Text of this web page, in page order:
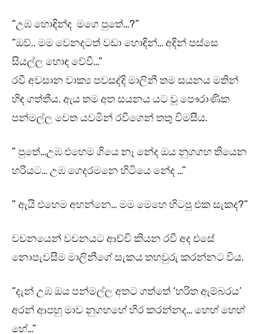
“උඹ හොඳින්ද මගෙ පුතේ…?”
“ඔව්.. මම වෙනදටත් වඩා හොඳින්… අදින් පස්සෙ
සියල්ල හොඳ වේවී…”
රවී අවසාන වාක්‍ය පවසද්දි මාලිනී තම සයනය මතින්
හිඳ ගත්තීය. ඇය තම අත සයනය යට වූ පෞරාණික
පන්මල්ල වෙත යවමින් රවීගෙන් තතු විමසීය.
” පුතේ…උඹ එහෙම ගියෙ නෑ නේද ඔය නුගගහ තියෙන
හරියට… උඹ ගෙදරමනෙ හිටියෙ නේද …”
” ඇයි එහෙම අහන්නෙ… මම මෙහෙ හිටපු එක සැකද?”
වචනයෙන් වචනයට ආච්චි කියන රවී අද එසේ
නොපැවසීම මාලිනීගේ සැකය තහවුරු කරන්නට විය.
“දැන් උඹ ඔය පන්මල්ල අතට ගත්තේ ‘හරිත ඇම්බරය’
අරන් ආපහු මාව නුගහහේ හිර කරන්නද… හෙහ් හෙහ්
හේ…”